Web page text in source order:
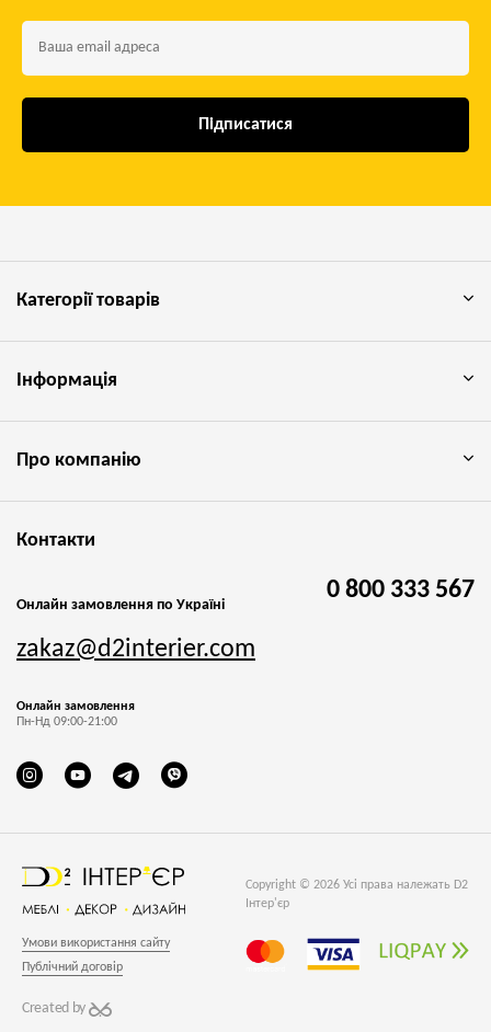
Підписатися
Copyright © 2026 Усі права належать D2
Інтер'єр
Умови використання сайту
Публічний договір
Created by
Категорії товарів
Інформація
Про компанію
Контакти
Онлайн замовлення по Україні
0 800 333 567
zakaz@d2interier.com
Онлайн замовлення
Пн-Нд 09:00-21:00